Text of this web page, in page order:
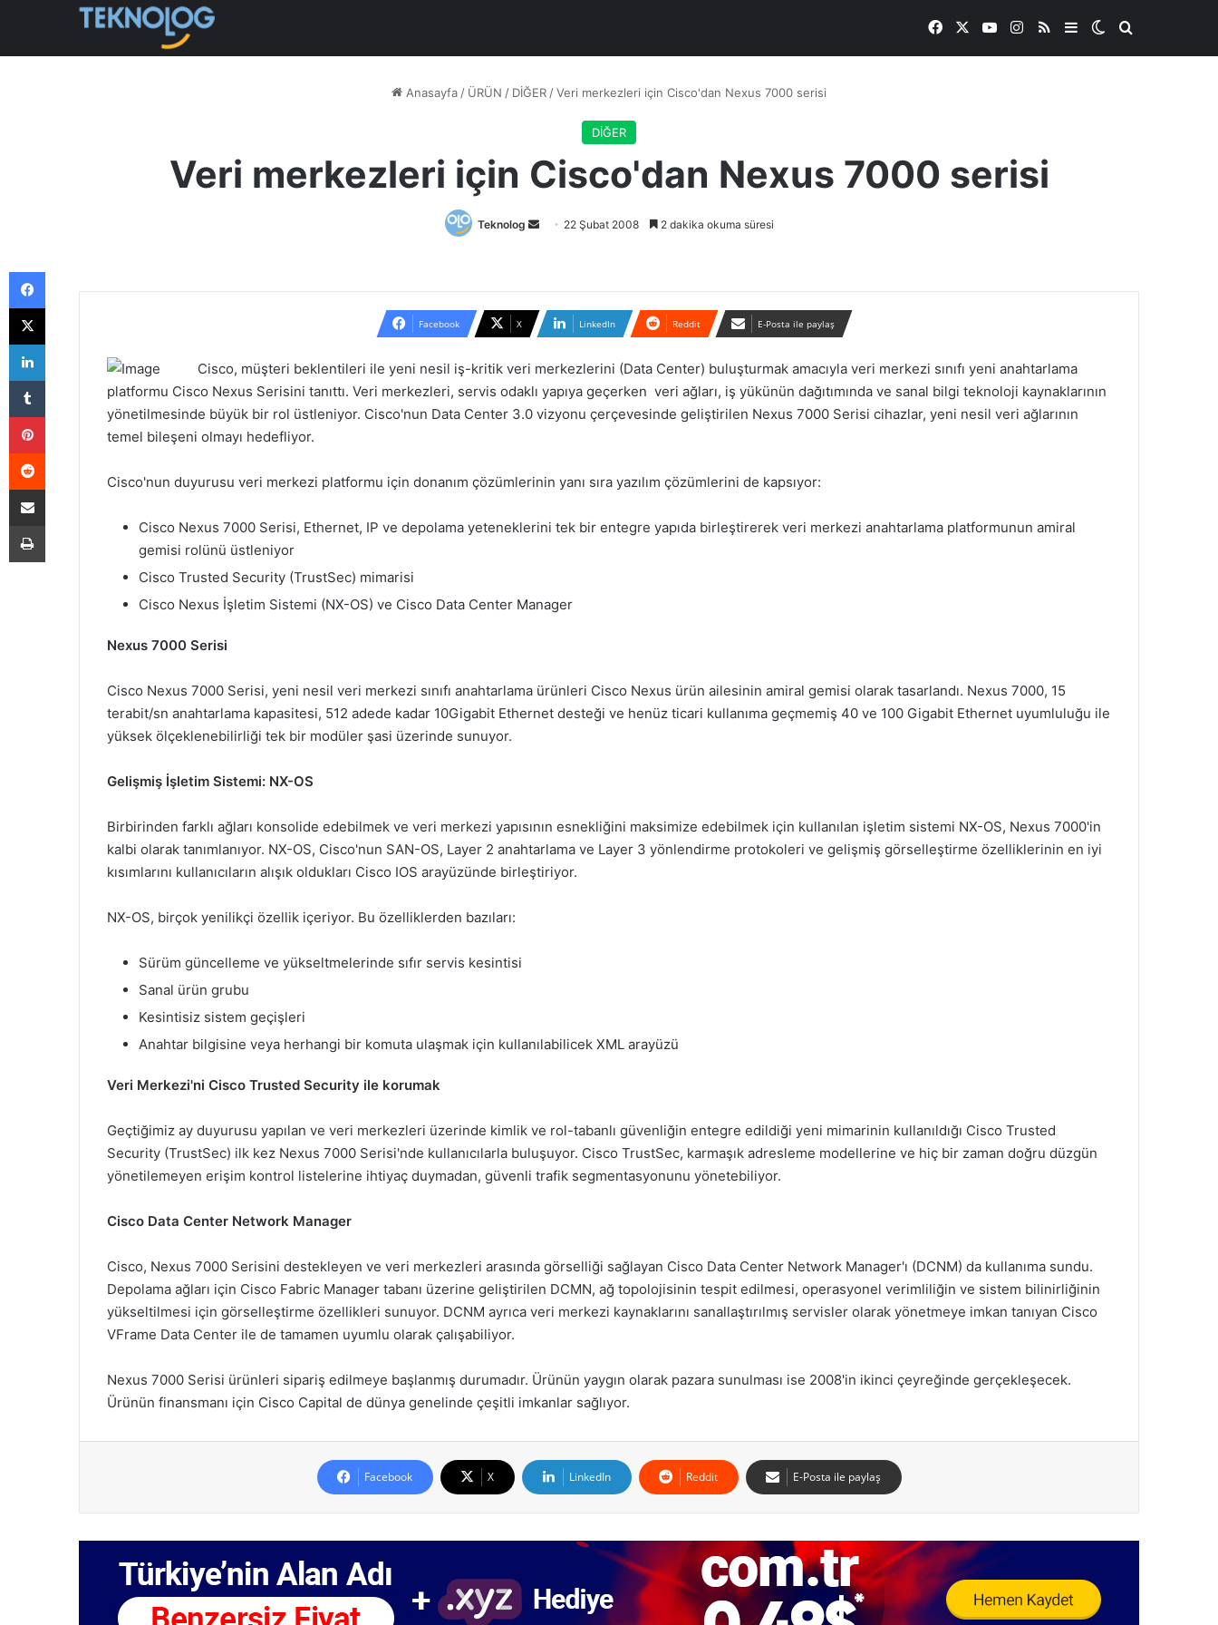
FacebookYouTubeInstagram
RSSKenar Bölmesi
Dış görünümü
Anasayfa / ÜRÜN / DİĞER /Veri merkezleri için Cisco'dan Nexus 7000 serisi
DİĞER
Veri merkezleri için Cisco'dan Nexus 7000 serisi
Teknolog
Bir
göndermek
22 Şubat 2008 2 dakika okuma süresi
Facebook X LinkedIn Reddit E-Posta ile paylaş
Cisco, müşteri beklentileri ile yeni nesil iş-kritik veri merkezlerini (Data Center) buluşturmak amacıyla veri merkezi sınıfı yeni anahtarlama
platformu Cisco Nexus Serisini tanıttı. Veri merkezleri, servis odaklı yapıya geçerken veri ağları, iş yükünün dağıtımında ve sanal bilgi teknoloji kaynaklarının
yönetilmesinde büyük bir rol üstleniyor. Cisco'nun Data Center 3.0 vizyonu çerçevesinde geliştirilen Nexus 7000 Serisi cihazlar, yeni nesil veri ağlarının
temel bileşeni olmayı hedefliyor.
Cisco'nun duyurusu veri merkezi platformu için donanım çözümlerinin yanı sıra yazılım çözümlerini de kapsıyor:
Cisco Nexus 7000 Serisi, Ethernet, IP ve depolama yeteneklerini tek bir entegre yapıda birleştirerek veri merkezi anahtarlama platformunun amiral
gemisi rolünü üstleniyor
Cisco Trusted Security (TrustSec) mimarisi
Cisco Nexus İşletim Sistemi (NX-OS) ve Cisco Data Center Manager
Nexus 7000 Serisi
Cisco Nexus 7000 Serisi, yeni nesil veri merkezi sınıfı anahtarlama ürünleri Cisco Nexus ürün ailesinin amiral gemisi olarak tasarlandı. Nexus 7000, 15
terabit/sn anahtarlama kapasitesi, 512 adede kadar 10Gigabit Ethernet desteği ve henüz ticari kullanıma geçmemiş 40 ve 100 Gigabit Ethernet uyumluluğu ile
yüksek ölçeklenebilirliği tek bir modüler şasi üzerinde sunuyor.
Gelişmiş İşletim Sistemi: NX-OS
Birbirinden farklı ağları konsolide edebilmek ve veri merkezi yapısının esnekliğini maksimize edebilmek için kullanılan işletim sistemi NX-OS, Nexus 7000'in
kalbi olarak tanımlanıyor. NX-OS, Cisco'nun SAN-OS, Layer 2 anahtarlama ve Layer 3 yönlendirme protokoleri ve gelişmiş görselleştirme özelliklerinin en iyi
kısımlarını kullanıcıların alışık oldukları Cisco IOS arayüzünde birleştiriyor.
NX-OS, birçok yenilikçi özellik içeriyor. Bu özelliklerden bazıları:
Sürüm güncelleme ve yükseltmelerinde sıfır servis kesintisi
Sanal ürün grubu
Kesintisiz sistem geçişleri
Anahtar bilgisine veya herhangi bir komuta ulaşmak için kullanılabilicek XML arayüzü
Veri Merkezi'ni Cisco Trusted Security ile korumak
Geçtiğimiz ay duyurusu yapılan ve veri merkezleri üzerinde kimlik ve rol-tabanlı güvenliğin entegre edildiği yeni mimarinin kullanıldığı Cisco Trusted
Security (TrustSec) ilk kez Nexus 7000 Serisi'nde kullanıcılarla buluşuyor. Cisco TrustSec, karmaşık adresleme modellerine ve hiç bir zaman doğru düzgün
yönetilemeyen erişim kontrol listelerine ihtiyaç duymadan, güvenli trafik segmentasyonunu yönetebiliyor.
Cisco Data Center Network Manager
Cisco, Nexus 7000 Serisini destekleyen ve veri merkezleri arasında görselliği sağlayan Cisco Data Center Network Manager'ı (DCNM) da kullanıma sundu.
Depolama ağları için Cisco Fabric Manager tabanı üzerine geliştirilen DCMN, ağ topolojisinin tespit edilmesi, operasyonel verimliliğin ve sistem bilinirliğinin
yükseltilmesi için görselleştirme özellikleri sunuyor. DCNM ayrıca veri merkezi kaynaklarını sanallaştırılmış servisler olarak yönetmeye imkan tanıyan Cisco
VFrame Data Center ile de tamamen uyumlu olarak çalışabiliyor.
Nexus 7000 Serisi ürünleri sipariş edilmeye başlanmış durumadır. Ürünün yaygın olarak pazara sunulması ise 2008'in ikinci çeyreğinde gerçekleşecek.
Ürünün finansmanı için Cisco Capital de dünya genelinde çeşitli imkanlar sağlıyor.
Facebook X LinkedIn Reddit E-Posta ile paylaş
Facebook
X
LinkedIn
Tumblr
Pinterest
Reddit
E-Posta ile paylaş